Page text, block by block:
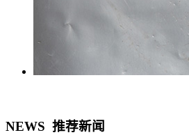
NEWS 推荐新闻